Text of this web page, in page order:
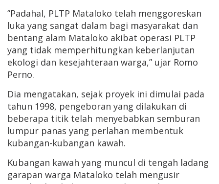
”Padahal, PLTP Mataloko telah menggoreskan
luka yang sangat dalam bagi masyarakat dan
bentang alam Mataloko akibat operasi PLTP
yang tidak memperhitungkan keberlanjutan
ekologi dan kesejahteraan warga,” ujar Romo
Perno.
Dia mengatakan, sejak proyek ini dimulai pada
tahun 1998, pengeboran yang dilakukan di
beberapa titik telah menyebabkan semburan
lumpur panas yang perlahan membentuk
kubangan-kubangan kawah.
Kubangan kawah yang muncul di tengah ladang
garapan warga Mataloko telah mengusir